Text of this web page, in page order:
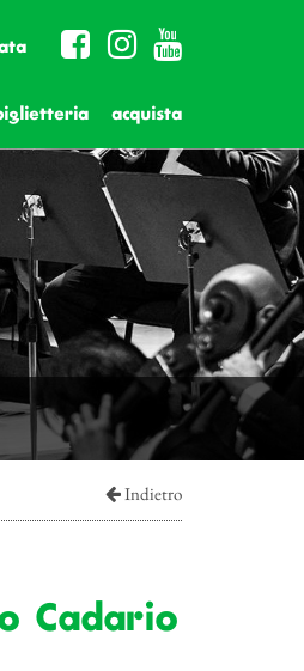
acquista
Indietro
Cadario